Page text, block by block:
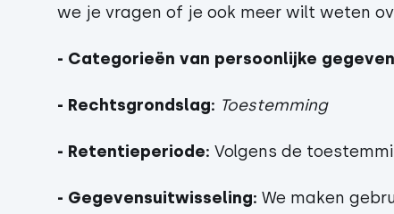
we je vragen of je ook meer wilt weten
- Categorieën van persoonlijke
- Rechtsgrondslag: Toestemming
- Retentieperiode: Volgens de
- Gegevensuitwisseling: We maken